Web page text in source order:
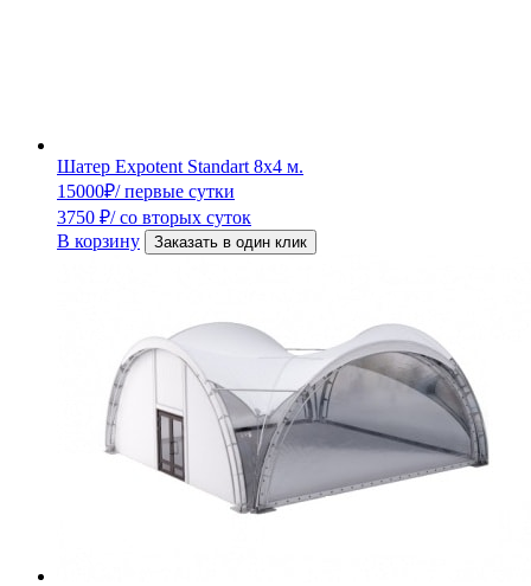
Шатер Expotent Standart 8х4 м.
15000₽/ первые сутки
3750 ₽/ со вторых суток
В корзину
Заказать в один клик